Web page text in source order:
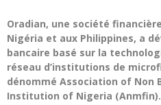
Oradian, une société
Nigéria et aux Philippines, a
bancaire basé sur la
réseau d’institutions de
dénommé Association of Non
Institution of Nigeria (Anmfin).